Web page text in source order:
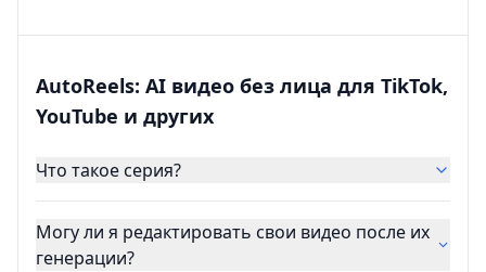
AutoReels: AI видео без лица для TikTok,
YouTube и других
Что такое серия?
Могу ли я редактировать свои видео после их
генерации?